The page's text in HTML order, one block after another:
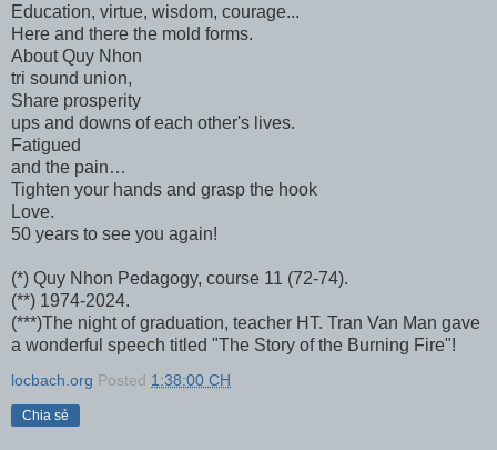
Education, virtue, wisdom, courage...
Here and there the mold forms.
About Quy Nhon
tri sound union,
Share prosperity
ups and downs of each other's lives.
Fatigued
and the pain…
Tighten your hands and grasp the hook
Love.
50 years to see you again!
(*) Quy Nhon Pedagogy, course 11 (72-74).
(**) 1974-2024.
(***)The night of graduation, teacher HT. Tran Van Man gave
a wonderful speech titled "The Story of the Burning Fire"!
locbach.org Posted 1:38:00 CH
Chia sẻ